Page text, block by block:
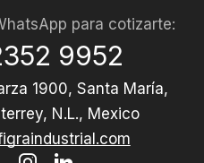
para cotizarte:
9952
1900, Santa María,
N.L., Mexico